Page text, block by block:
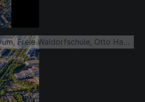
Waldstadt Zentrum, Freie Waldorfschule, Otto Hahn Gymnasium